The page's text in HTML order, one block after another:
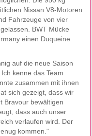
Nissan V8-Motoren
Fahrzeuge von vier
BWT Mücke
einen Duqueine
auf die neue Saison
kenne das Team
zusammen mit ihnen
sich gezeigt, dass wir
Bravour bewältigen
dass auch unser
verlaufen wird. Der
kommen."